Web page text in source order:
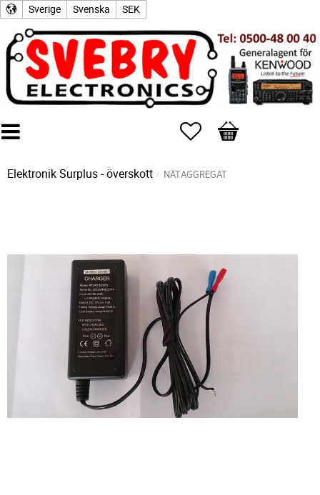
Sverige Svenska SEK
Favoriter
Kundvagn
Elektronik Surplus - överskott NÄTAGGREGAT